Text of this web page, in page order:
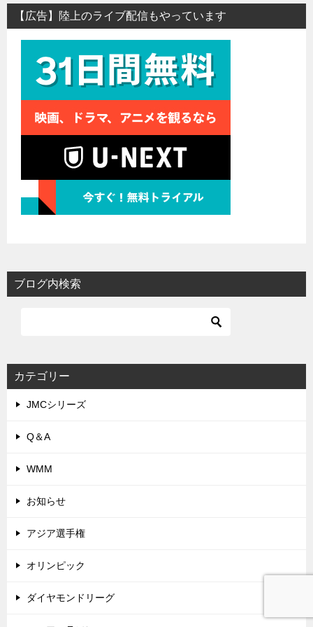
【広告】陸上のライブ配信もやっています
ブログ内検索
カテゴリー
JMCシリーズ
Q＆A
WMM
お知らせ
アジア選手権
オリンピック
ダイヤモンドリーグ